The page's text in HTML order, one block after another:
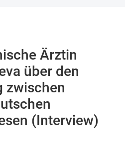
Ärztin
über den
zwischen
(Interview)